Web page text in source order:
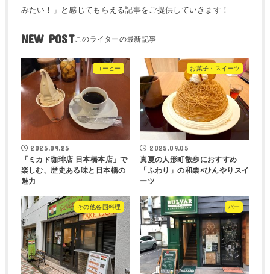
みたい！」と感じてもらえる記事をご提供していきます！
NEW POST
コーヒー
2025.09.25
「ミカド珈琲店 日本橋本店」で
楽しむ、歴史ある味と日本橋の
魅力
お菓子・スイーツ
2025.09.05
真夏の人形町散歩におすすめ
「ふわり」の和栗×ひんやりスイ
ーツ
その他各国料理 バー